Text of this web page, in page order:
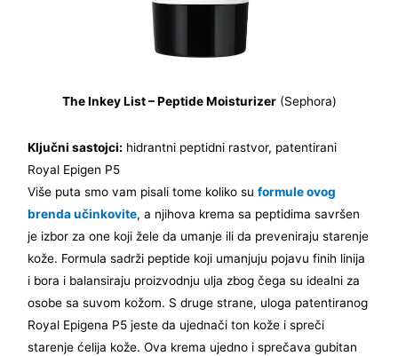
The Inkey List – Peptide Moisturizer(Sephora)
Ključni sastojci: hidrantni peptidni rastvor, patentirani
Royal Epigen P5
Više puta smo vam pisali tome koliko suformule ovog
brenda učinkovite, a njihova krema sa peptidima savršen
je izbor za one koji žele da umanje ili da preveniraju starenje
kože. Formula sadrži peptide koji umanjuju pojavu finih linija
i bora i balansiraju proizvodnju ulja zbog čega su idealni za
osobe sa suvom kožom. S druge strane, uloga patentiranog
Royal Epigena P5 jeste da ujednači ton kože i spreči
starenje ćelija kože. Ova krema ujedno i sprečava gubitan